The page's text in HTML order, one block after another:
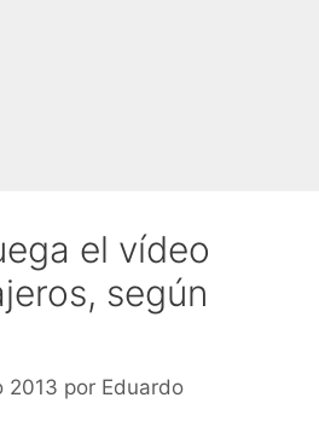
el vídeo
según
2013 por Eduardo